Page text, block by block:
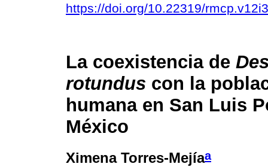
https://doi.org/10.22319/
La coexistencia de
rotundus con la
humana en San Luis
México
Ximena Torres-Mejíaa